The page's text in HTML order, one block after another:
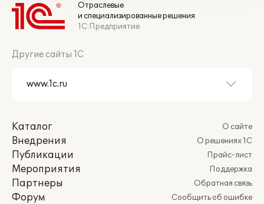
Отраслевые
и специализированные решения
1С:Предприятие
Другие сайты 1С
Каталог
Внедрения
Публикации
Мероприятия
Партнеры
Форум
О сайте
О решениях 1С
Прайс-лист
Поддержка
Обратная связь
Сообщить об ошибке